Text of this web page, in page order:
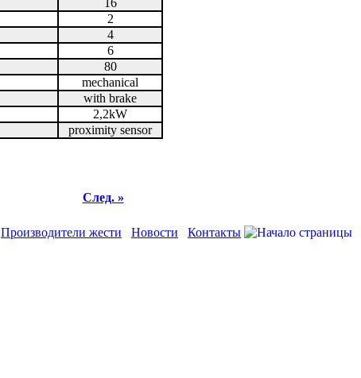
16
2
4
6
80
mechanical
with brake
2,2kW
proximity sensor
След. »
Производители жести Новости Контакты